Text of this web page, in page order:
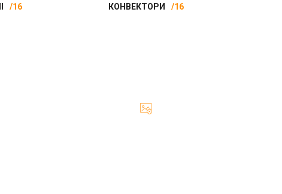
16 КОНВЕКТОРИ 16